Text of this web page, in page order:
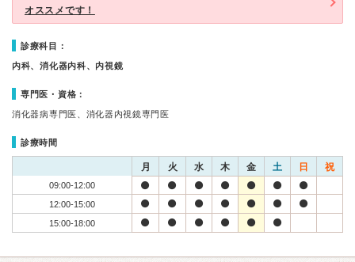
オススメです！
診療科目：
内科、消化器内科、内視鏡
専門医・資格：
消化器病専門医、消化器内視鏡専門医
診療時間
月 火 水 木 金 土 日 祝
09:00-12:00
12:00-15:00
15:00-18:00